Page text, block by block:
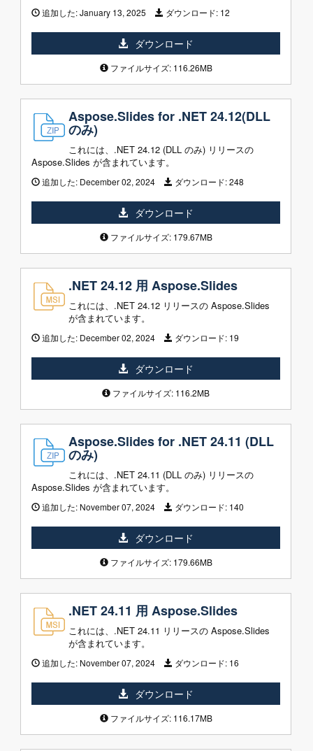
追加した:January 13, 2025 ダウンロード: 12
ダウンロード
ファイルサイズ: 116.26MB
Aspose.Slides for .NET 24.12(DLL
のみ)
これには、.NET 24.12 (DLL のみ) リリースの
Aspose.Slides が含まれています。
追加した: December 02, 2024 ダウンロード:248
ダウンロード
ファイルサイズ: 179.67MB
.NET 24.12 用 Aspose.Slides
これには、.NET 24.12 リリースの Aspose.Slides
が含まれています。
追加した: December 02, 2024 ダウンロード: 19
ダウンロード
ファイルサイズ: 116.2MB
Aspose.Slides for .NET 24.11 (DLL
のみ)
これには、.NET 24.11 (DLL のみ) リリースの
Aspose.Slides が含まれています。
追加した: November 07, 2024 ダウンロード: 140
ダウンロード
ファイルサイズ: 179.66MB
.NET 24.11 用 Aspose.Slides
これには、.NET 24.11 リリースの Aspose.Slides
が含まれています。
追加した: November 07, 2024 ダウンロード: 16
ダウンロード
ファイルサイズ: 116.17MB